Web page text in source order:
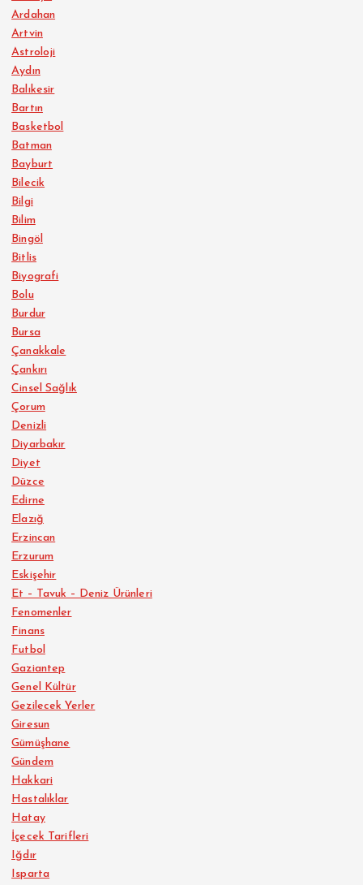
Ardahan
Artvin
Astroloji
Aydın
Balıkesir
Bartın
Basketbol
Batman
Bayburt
Bilecik
Bilgi
Bilim
Bingöl
Bitlis
Biyografi
Bolu
Burdur
Bursa
Çanakkale
Çankırı
Cinsel Sağlık
Çorum
Denizli
Diyarbakır
Diyet
Düzce
Edirne
Elazığ
Erzincan
Erzurum
Eskişehir
Et – Tavuk – Deniz Ürünleri
Fenomenler
Finans
Futbol
Gaziantep
Genel Kültür
Gezilecek Yerler
Giresun
Gümüşhane
Gündem
Hakkari
Hastalıklar
Hatay
İçecek Tarifleri
Iğdır
Isparta